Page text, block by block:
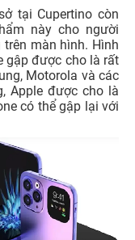
tại Cupertino còn
này cho người
màn hình. Hình
gập được cho là rất
Motorola và các
Apple được cho là
có thể gập lại với